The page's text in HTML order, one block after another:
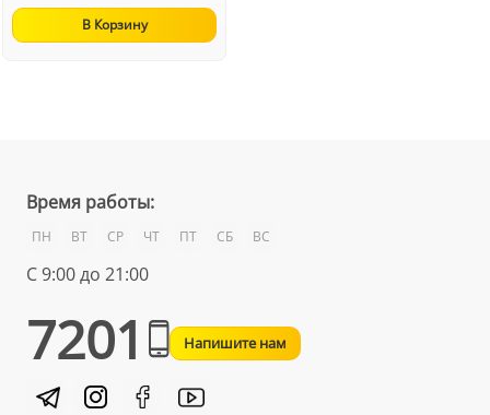
В Корзину
Время работы:
ПН ВТ СР ЧТ ПТ СБ ВС
С 9:00 до 21:00
7201 Напишите нам